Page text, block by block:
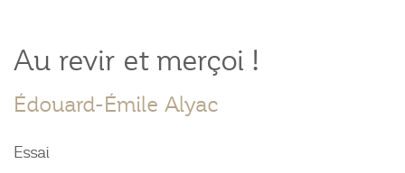
Au revir et merçoi !
Édouard-Émile Alyac
Essai